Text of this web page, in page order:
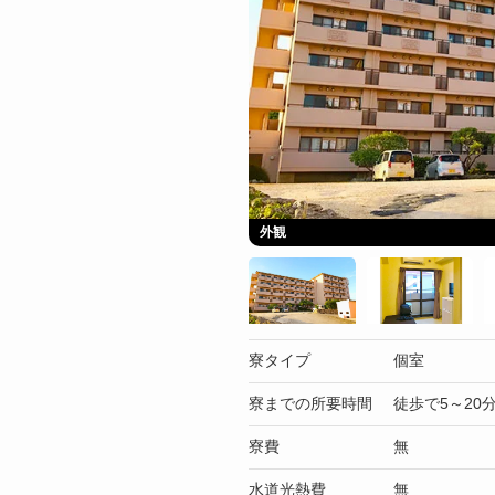
外観
寮タイプ 個室
寮までの所要時間 徒歩で5～20
寮費 無
水道光熱費 無